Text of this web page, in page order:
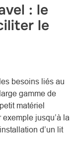
: le
le
besoins liés au
gamme de
matériel
exemple jusqu’à la
d’un lit